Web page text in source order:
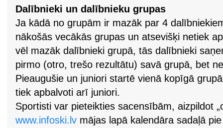
Dalībnieki un dalībnieku grupas
Ja kādā no grupām ir mazāk par 4
nākošās vecākās grupas un atsevišķi netiek
vēl mazāk dalībnieki grupā, tās dalībnieki
pirmo (otro, trešo rezultātu) savā grupā, bet
Pieaugušie un juniori startē vienā kopīgā
tiek apbalvoti arī juniori.
Sportisti var pieteikties sacensībām, aizpildot
www.infoski.lv mājas lapā kalendāra sadaļā